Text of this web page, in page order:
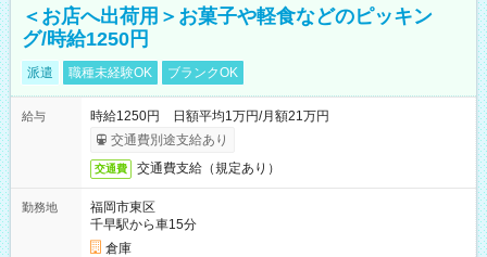
＜お店へ出荷用＞お菓子や軽食などのピッキン
グ/時給1250円
派遣 職種未経験OK ブランクOK
給与
時給1250円 日額平均1万円/月額21万円
交通費別途支給あり
交通費 交通費支給（規定あり）
勤務地
福岡市東区
千早駅から車15分
倉庫